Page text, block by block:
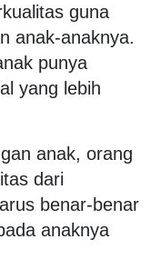
guna
anak-anaknya.
punya
yang lebih
anak, orang
dari
benar-benar
anaknya